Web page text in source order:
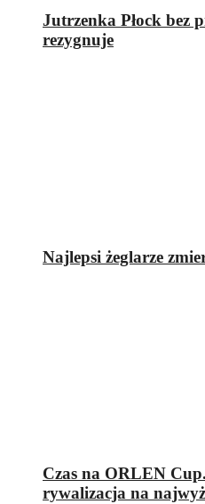
Jutrzenka Płock bez
rezygnuje
Najlepsi żeglarze
Czas na ORLEN
rywalizacja na